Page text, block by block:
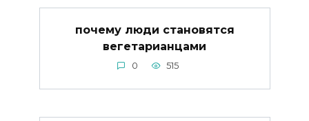
почему люди становятся
вегетарианцами
0 515